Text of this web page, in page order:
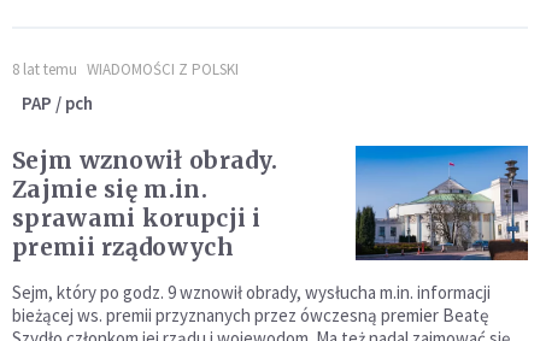
8 lat temu WIADOMOŚCI Z POLSKI
PAP / pch
Sejm wznowił obrady.
Zajmie się m.in.
sprawami korupcji i
premii rządowych
Sejm, który po godz. 9 wznowił obrady, wysłucha m.in. informacji
bieżącej ws. premii przyznanych przez ówczesną premier Beatę